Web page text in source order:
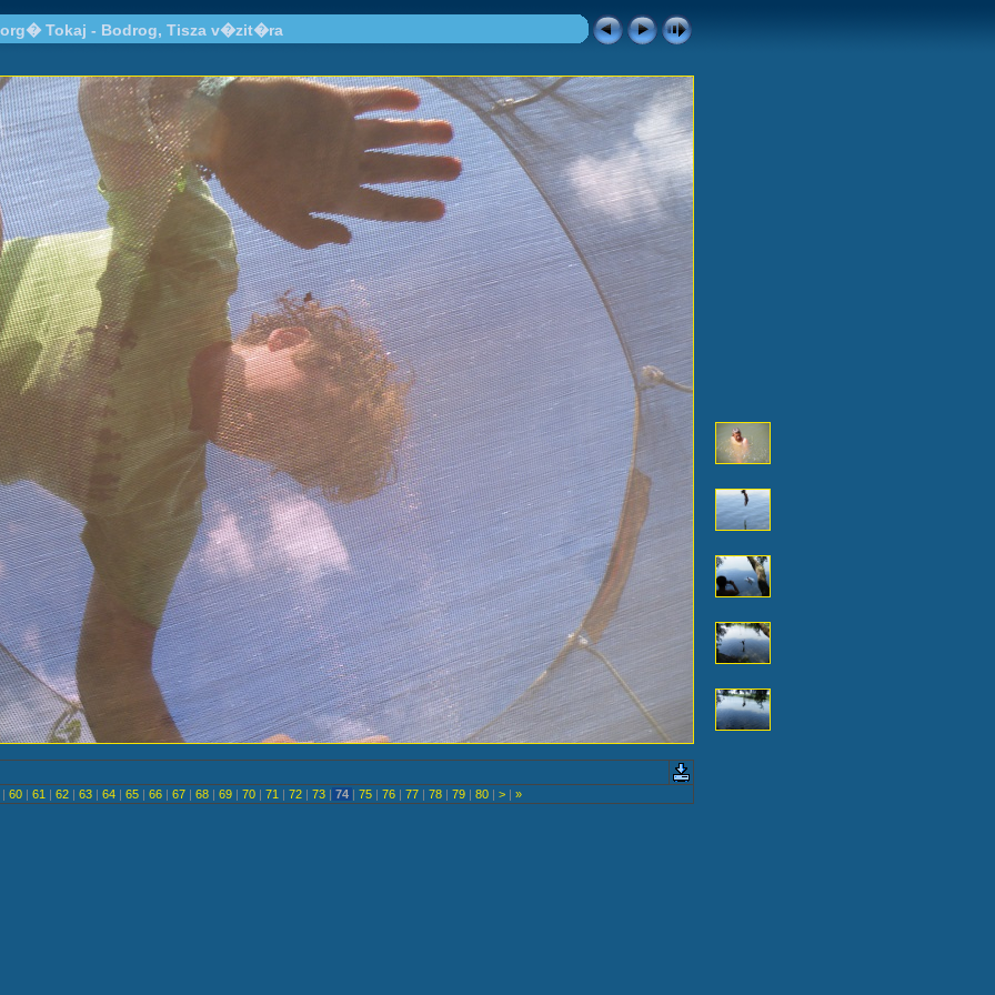
Tokaj - Bodrog, Tisza v�zit�ra
| 60 | 61 | 62 | 63 | 64 | 65 | 66 | 67 | 68 | 69 | 70 | 71 | 72 | 73 | 74 | 75 | 76 | 77 | 78 | 79 | 80 | > | »